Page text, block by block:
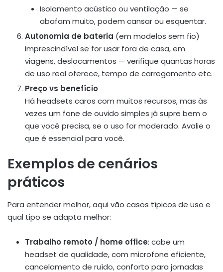
Isolamento acústico ou ventilação — se
abafam muito, podem cansar ou esquentar.
Autonomia de bateria (em modelos sem fio)
Imprescindível se for usar fora de casa, em
viagens, deslocamentos — verifique quantas horas
de uso real oferece, tempo de carregamento etc.
Preço vs benefício
Há headsets caros com muitos recursos, mas às
vezes um fone de ouvido simples já supre bem o
que você precisa, se o uso for moderado. Avalie o
que é essencial para você.
Exemplos de cenários
práticos
Para entender melhor, aqui vão casos típicos de uso e
qual tipo se adapta melhor:
Trabalho remoto / home office: cabe um
headset de qualidade, com microfone eficiente,
cancelamento de ruído, conforto para jornadas